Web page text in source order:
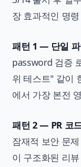
장 효과적인 명
패턴 1 — 단일
password 검증
위 테스트" 같이
에서 가장 본전
패턴 2 — PR 코
잠재적 보안 문
이 구조화된 리